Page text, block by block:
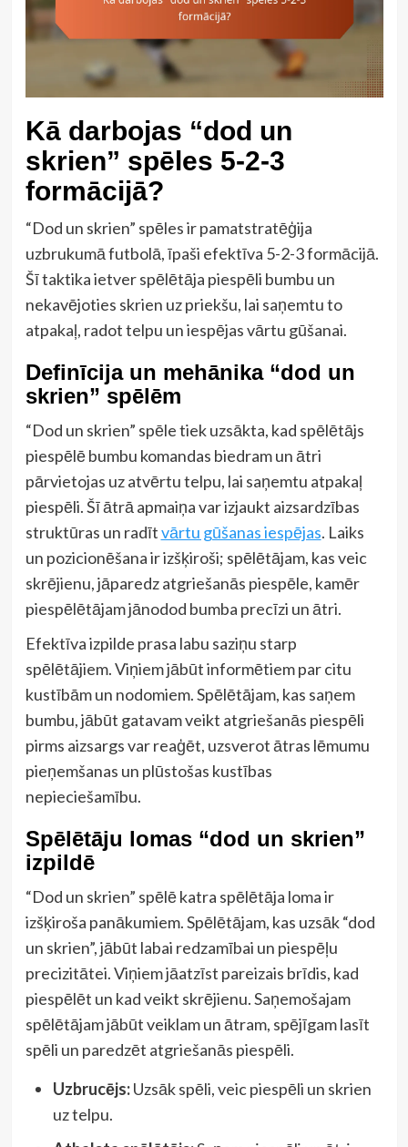
Kā darbojas “dod un
skrien” spēles 5-2-3
formācijā?
“Dod un skrien” spēles ir pamatstratēģija
uzbrukumā futbolā, īpaši efektīva 5-2-3 formācijā.
Šī taktika ietver spēlētāja piespēli bumbu un
nekavējoties skrien uz priekšu, lai saņemtu to
atpakaļ, radot telpu un iespējas vārtu gūšanai.
Definīcija un mehānika “dod un
skrien” spēlēm
“Dod un skrien” spēle tiek uzsākta, kad spēlētājs
piespēlē bumbu komandas biedram un ātri
pārvietojas uz atvērtu telpu, lai saņemtu atpakaļ
piespēli. Šī ātrā apmaiņa var izjaukt aizsardzības
struktūras un radītvārtu gūšanas iespējas. Laiks
un pozicionēšana ir izšķiroši; spēlētājam, kas veic
skrējienu, jāparedz atgriešanās piespēle, kamēr
piespēlētājam jānodod bumba precīzi un ātri.
Efektīva izpilde prasa labu saziņu starp
spēlētājiem. Viņiem jābūt informētiem par citu
kustībām un nodomiem. Spēlētājam, kas saņem
bumbu, jābūt gatavam veikt atgriešanās piespēli
pirms aizsargs var reaģēt, uzsverot ātras lēmumu
pieņemšanas un plūstošas kustības
nepieciešamību.
Spēlētāju lomas “dod un skrien”
izpildē
“Dod un skrien” spēlē katra spēlētāja loma ir
izšķiroša panākumiem. Spēlētājam, kas uzsāk “dod
un skrien”, jābūt labai redzamībai un piespēļu
precizitātei. Viņiem jāatzīst pareizais brīdis, kad
piespēlēt un kad veikt skrējienu. Saņemošajam
spēlētājam jābūt veiklam un ātram, spējīgam lasīt
spēli un paredzēt atgriešanās piespēli.
Uzbrucējs:Uzsāk spēli, veic piespēli un skrien
uz telpu.